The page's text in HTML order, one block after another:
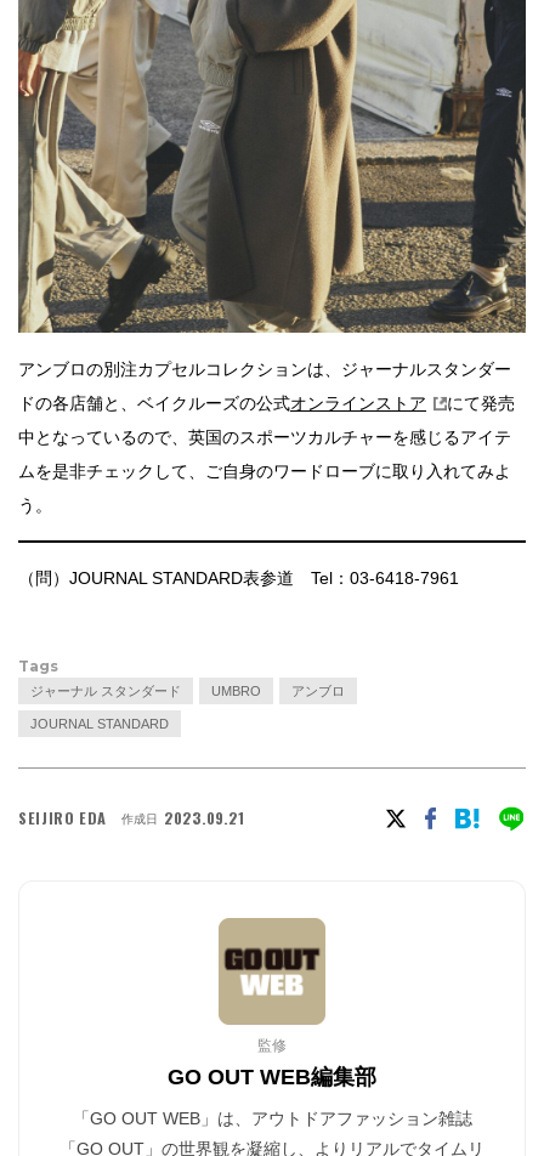
アンブロの別注カプセルコレクションは、ジャーナルスタンダー
ドの各店舗と、ベイクルーズの公式オンラインストア
にて発売
中となっているので、英国のスポーツカルチャーを感じるアイテ
ムを是非チェックして、ご自身のワードローブに取り入れてみよ
う。
（問）JOURNAL STANDARD表参道 Tel：03-6418-7961
Tags
ジャーナル スタンダード UMBRO アンブロ
JOURNAL STANDARD
SEIJIRO EDA 作成日 2023.09.21
監修
GO OUT WEB編集部
「GO OUT WEB」は、アウトドアファッション雑誌
「GO OUT」の世界観を凝縮し、よりリアルでタイムリ